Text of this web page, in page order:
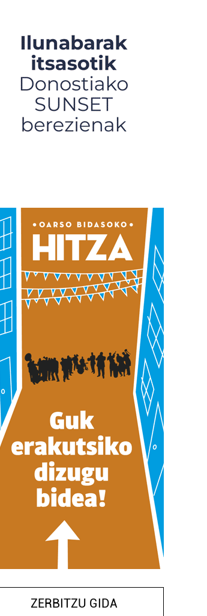
ZERBITZU GIDA